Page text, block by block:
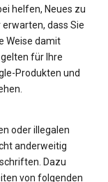
helfen, Neues zu
dass Sie
Weise damit
für Ihre
Produkten und
oder illegalen
anderweitig
Dazu
von folgenden